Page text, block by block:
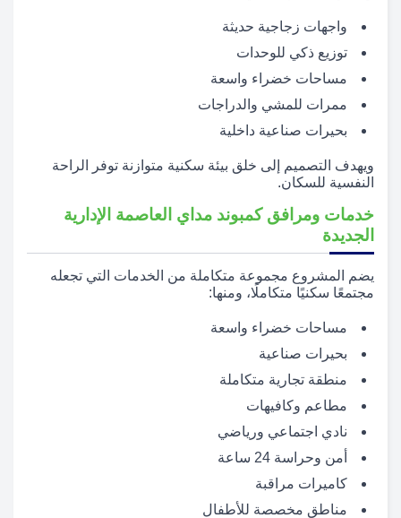
واجهات زجاجية حديثة
توزيع ذكي للوحدات
مساحات خضراء واسعة
ممرات للمشي والدراجات
بحيرات صناعية داخلية
ويهدف التصميم إلى خلق بيئة سكنية متوازنة توفر الراحة
النفسية للسكان.
خدمات ومرافق كمبوند مداي العاصمة الإدارية
الجديدة
يضم المشروع مجموعة متكاملة من الخدمات التي تجعله
مجتمعًا سكنيًا متكاملًا، ومنها:
مساحات خضراء واسعة
بحيرات صناعية
منطقة تجارية متكاملة
مطاعم وكافيهات
نادي اجتماعي ورياضي
أمن وحراسة 24 ساعة
كاميرات مراقبة
مناطق مخصصة للأطفال